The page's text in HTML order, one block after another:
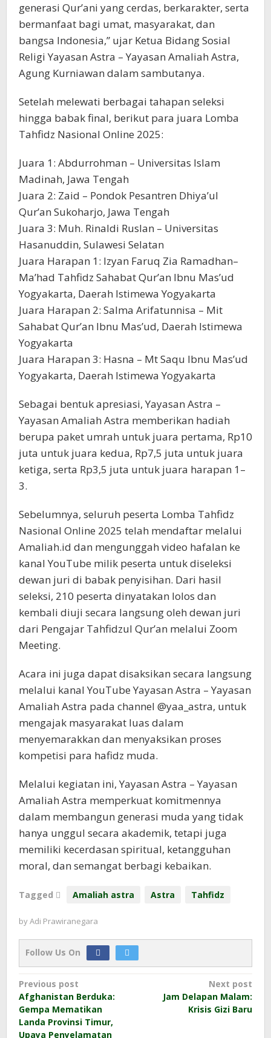
generasi Qur’ani yang cerdas, berkarakter, serta
bermanfaat bagi umat, masyarakat, dan
bangsa Indonesia,” ujar Ketua Bidang Sosial
Religi Yayasan Astra – Yayasan Amaliah Astra,
Agung Kurniawan dalam sambutanya.
Setelah melewati berbagai tahapan seleksi
hingga babak final, berikut para juara Lomba
Tahfidz Nasional Online 2025:
Juara 1: Abdurrohman – Universitas Islam
Madinah, Jawa Tengah
Juara 2: Zaid – Pondok Pesantren Dhiya’ul
Qur’an Sukoharjo, Jawa Tengah
Juara 3: Muh. Rinaldi Ruslan – Universitas
Hasanuddin, Sulawesi Selatan
Juara Harapan 1: Izyan Faruq Zia Ramadhan–
Ma’had Tahfidz Sahabat Qur’an Ibnu Mas’ud
Yogyakarta, Daerah Istimewa Yogyakarta
Juara Harapan 2: Salma Arifatunnisa – Mit
Sahabat Qur’an Ibnu Mas’ud, Daerah Istimewa
Yogyakarta
Juara Harapan 3: Hasna – Mt Saqu Ibnu Mas’ud
Yogyakarta, Daerah Istimewa Yogyakarta
Sebagai bentuk apresiasi, Yayasan Astra –
Yayasan Amaliah Astra memberikan hadiah
berupa paket umrah untuk juara pertama, Rp10
juta untuk juara kedua, Rp7,5 juta untuk juara
ketiga, serta Rp3,5 juta untuk juara harapan 1–
3.
Sebelumnya, seluruh peserta Lomba Tahfidz
Nasional Online 2025 telah mendaftar melalui
Amaliah.id dan mengunggah video hafalan ke
kanal YouTube milik peserta untuk diseleksi
dewan juri di babak penyisihan. Dari hasil
seleksi, 210 peserta dinyatakan lolos dan
kembali diuji secara langsung oleh dewan juri
dari Pengajar Tahfidzul Qur’an melalui Zoom
Meeting.
Acara ini juga dapat disaksikan secara langsung
melalui kanal YouTube Yayasan Astra – Yayasan
Amaliah Astra pada channel @yaa_astra, untuk
mengajak masyarakat luas dalam
menyemarakkan dan menyaksikan proses
kompetisi para hafidz muda.
Melalui kegiatan ini, Yayasan Astra – Yayasan
Amaliah Astra memperkuat komitmennya
dalam membangun generasi muda yang tidak
hanya unggul secara akademik, tetapi juga
memiliki kecerdasan spiritual, ketangguhan
moral, dan semangat berbagi kebaikan.
Tagged Amaliah astra Astra Tahfidz
byAdi Prawiranegara
Follow Us On
Post
navigation
Previous post
Afghanistan Berduka:
Gempa Mematikan
Landa Provinsi Timur,
Upaya Penyelamatan
Next post
Jam Delapan Malam:
Krisis Gizi Baru